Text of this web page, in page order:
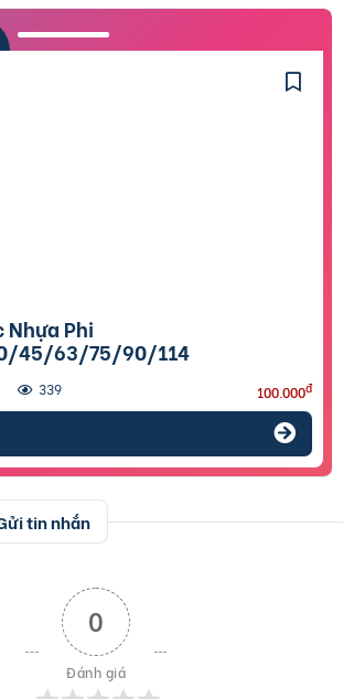
45/63/75/90/114
339 100.000đ
tin nhắn
0
Đánh giá